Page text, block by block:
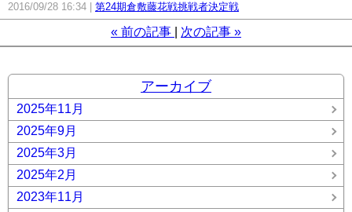
2016/09/28 16:34 第24期倉敷藤花戦挑戦者決定戦
« 前の記事 次の記事 »
アーカイブ
2025年11月
2025年9月
2025年3月
2025年2月
2023年11月